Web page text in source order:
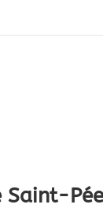
Saint-